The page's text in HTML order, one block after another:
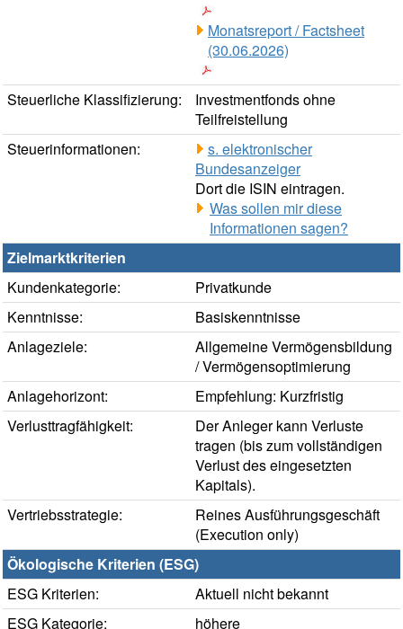
Monatsreport / Factsheet
(30.06.2026)
Steuerliche Klassifizierung:
Investmentfonds ohne
Teilfreistellung
Steuerinformationen:
s. elektronischer
Bundesanzeiger
Dort die ISIN eintragen.
Was sollen mir diese
Informationen sagen?
Zielmarktkriterien
Kundenkategorie:
Privatkunde
Kenntnisse:
Basiskenntnisse
Anlageziele:
Allgemeine Vermögensbildung
/ Vermögensoptimierung
Anlagehorizont:
Empfehlung: Kurzfristig
Verlusttragfähigkeit:
Der Anleger kann Verluste
tragen (bis zum vollständigen
Verlust des eingesetzten
Kapitals).
Vertriebsstrategie:
Reines Ausführungsgeschäft
(Execution only)
Ökologische Kriterien (ESG)
ESG Kriterien:
Aktuell nicht bekannt
ESG Kategorie:
höhere